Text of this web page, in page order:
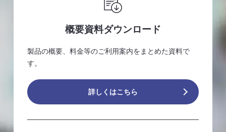
概要資料ダウンロード
製品の概要、料金等のご利用案内をまとめた資料で
す。
詳しくはこちら